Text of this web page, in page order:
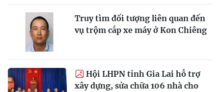
Truy tìm đối tượng liên quan đến
vụ trộm cắp xe máy ở Kon Chiêng
Hội LHPN tỉnh Gia Lai hỗ trợ
xây dựng, sửa chữa 106 nhà cho